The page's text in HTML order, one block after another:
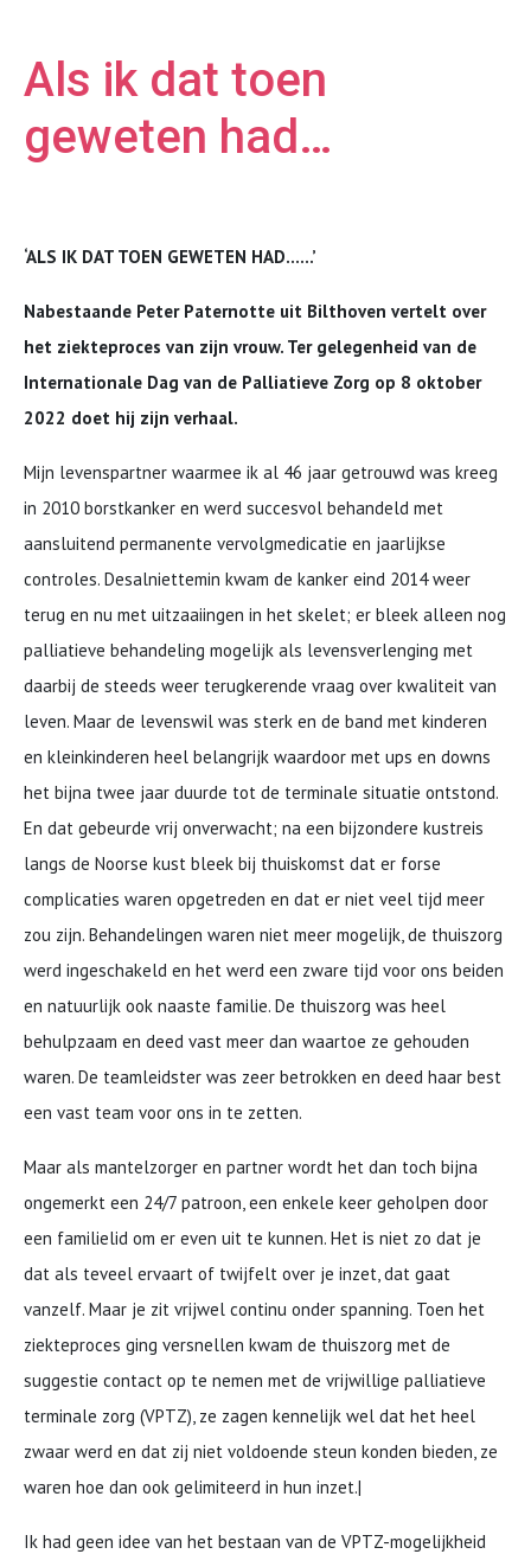
Als ik dat toen
geweten had…
‘ALS IK DAT TOEN GEWETEN HAD……’
Nabestaande Peter Paternotte uit Bilthoven vertelt over
het ziekteproces van zijn vrouw. Ter gelegenheid van de
Internationale Dag van de Palliatieve Zorg op 8 oktober
2022 doet hij zijn verhaal.
Mijn levenspartner waarmee ik al 46 jaar getrouwd was kreeg
in 2010 borstkanker en werd succesvol behandeld met
aansluitend permanente vervolgmedicatie en jaarlijkse
controles. Desalniettemin kwam de kanker eind 2014 weer
terug en nu met uitzaaiingen in het skelet; er bleek alleen nog
palliatieve behandeling mogelijk als levensverlenging met
daarbij de steeds weer terugkerende vraag over kwaliteit van
leven. Maar de levenswil was sterk en de band met kinderen
en kleinkinderen heel belangrijk waardoor met ups en downs
het bijna twee jaar duurde tot de terminale situatie ontstond.
En dat gebeurde vrij onverwacht; na een bijzondere kustreis
langs de Noorse kust bleek bij thuiskomst dat er forse
complicaties waren opgetreden en dat er niet veel tijd meer
zou zijn. Behandelingen waren niet meer mogelijk, de thuiszorg
werd ingeschakeld en het werd een zware tijd voor ons beiden
en natuurlijk ook naaste familie. De thuiszorg was heel
behulpzaam en deed vast meer dan waartoe ze gehouden
waren. De teamleidster was zeer betrokken en deed haar best
een vast team voor ons in te zetten.
Maar als mantelzorger en partner wordt het dan toch bijna
ongemerkt een 24/7 patroon, een enkele keer geholpen door
een familielid om er even uit te kunnen. Het is niet zo dat je
dat als teveel ervaart of twijfelt over je inzet, dat gaat
vanzelf. Maar je zit vrijwel continu onder spanning. Toen het
ziekteproces ging versnellen kwam de thuiszorg met de
suggestie contact op te nemen met de vrijwillige palliatieve
terminale zorg (VPTZ), ze zagen kennelijk wel dat het heel
zwaar werd en dat zij niet voldoende steun konden bieden, ze
waren hoe dan ook gelimiteerd in hun inzet.|
Ik had geen idee van het bestaan van de VPTZ-mogelijkheid